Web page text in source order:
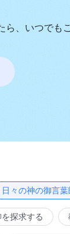
でなされる働
に行われよう
まな人の状態
本質を越え
よって、人は
っている素
ら恩恵を受
放たれ、保
おいて成果
において行
指している
後者は完全
取り除かれ
ら、いつでも
日々の神の御言
探求する